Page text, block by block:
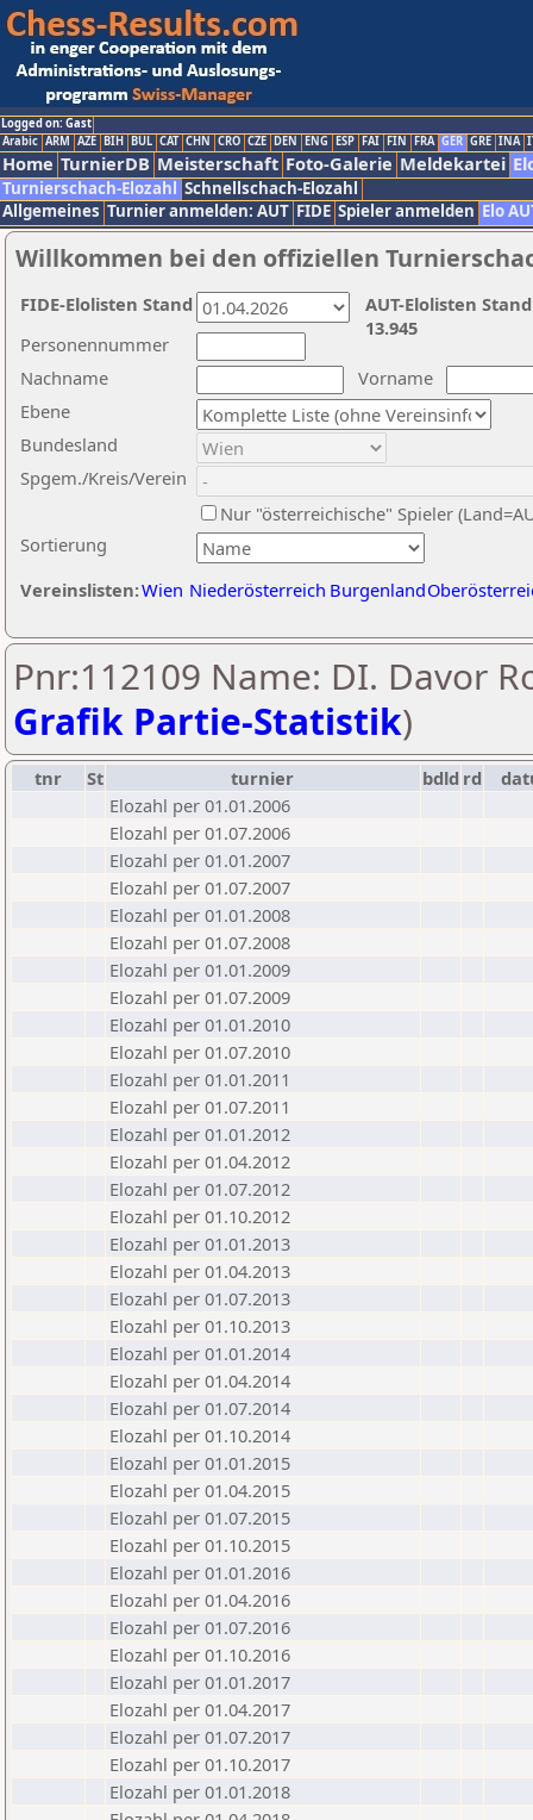
Logged on: Gast
Arabic ARM AZE BIH BUL CAT CHN CRO CZE DEN ENG ESP FAI FIN FRA GER GRE INA
Home TurnierDB Meisterschaft Foto-Galerie Meldekartei
Turnierschach-Elozahl Schnellschach-Elozahl
Allgemeines Turnier anmelden: AUT FIDE Spieler anmelden Elo
Willkommen bei den offiziellen
Nachname
Vorname
Ebene
Sortierung
Personennummer
Bundesland
Spgem./Kreis/Verein
Nur "österreichische" Spieler
Vereinslisten:Wien Niederösterreich Burgenland
AUT-Elolisten
13.945
FIDE-Elolisten Stand
Pnr:112109 Name: DI. Davor
Grafik Partie-Statistik)
tnr St turnier bdld rd
Elozahl per 01.01.2006
Elozahl per 01.07.2006
Elozahl per 01.01.2007
Elozahl per 01.07.2007
Elozahl per 01.01.2008
Elozahl per 01.07.2008
Elozahl per 01.01.2009
Elozahl per 01.07.2009
Elozahl per 01.01.2010
Elozahl per 01.07.2010
Elozahl per 01.01.2011
Elozahl per 01.07.2011
Elozahl per 01.01.2012
Elozahl per 01.04.2012
Elozahl per 01.07.2012
Elozahl per 01.10.2012
Elozahl per 01.01.2013
Elozahl per 01.04.2013
Elozahl per 01.07.2013
Elozahl per 01.10.2013
Elozahl per 01.01.2014
Elozahl per 01.04.2014
Elozahl per 01.07.2014
Elozahl per 01.10.2014
Elozahl per 01.01.2015
Elozahl per 01.04.2015
Elozahl per 01.07.2015
Elozahl per 01.10.2015
Elozahl per 01.01.2016
Elozahl per 01.04.2016
Elozahl per 01.07.2016
Elozahl per 01.10.2016
Elozahl per 01.01.2017
Elozahl per 01.04.2017
Elozahl per 01.07.2017
Elozahl per 01.10.2017
Elozahl per 01.01.2018